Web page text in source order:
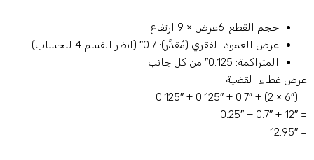
حجم القطع: 6عرض × 9 ارتفاع
عرض العمود الفقري (مُقدَّر): 0.7″ (انظر القسم 4 للحساب)
المتراكمة: 0.125″ من كل جانب
غطاء القضية
= (6″ × 2) + 0.7″ +